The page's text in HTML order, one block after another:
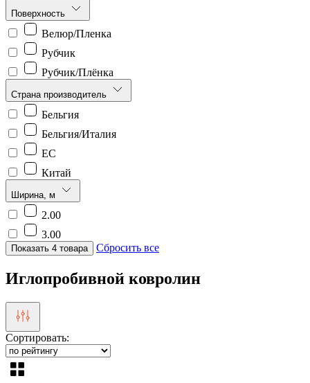
Поверхность
Велюр/Пленка
Рубчик
Рубчик/Плёнка
Страна производитель
Бельгия
Бельгия/Италия
ЕС
Китай
Ширина, м
2.00
3.00
Показать 4 товара Сбросить все
Иглопробивной ковролин
Сортировать: